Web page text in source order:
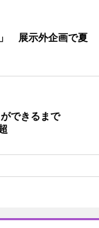
展示外企画で夏
できるまで